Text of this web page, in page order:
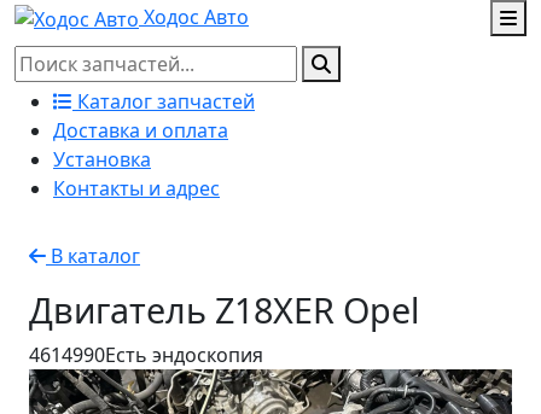
Ходос Авто
Каталог запчастей
Доставка и оплата
Установка
Контакты и адрес
В каталог
Двигатель Z18XER Opel
4614990Есть эндоскопия